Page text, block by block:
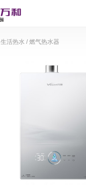
生活热水 / 燃气热水器